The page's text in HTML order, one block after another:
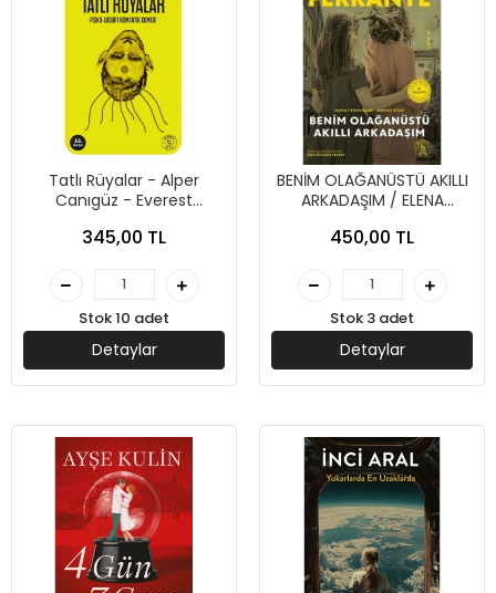
Tatlı Rüyalar - Alper
Canıgüz - Everest
345,00 TL
Stok 10 adet
Detaylar
BENİM OLAĞANÜSTÜ AKILLI
ARKADAŞIM / ELENA
YAYINLARI
450,00 TL
Stok 3 adet
Detaylar